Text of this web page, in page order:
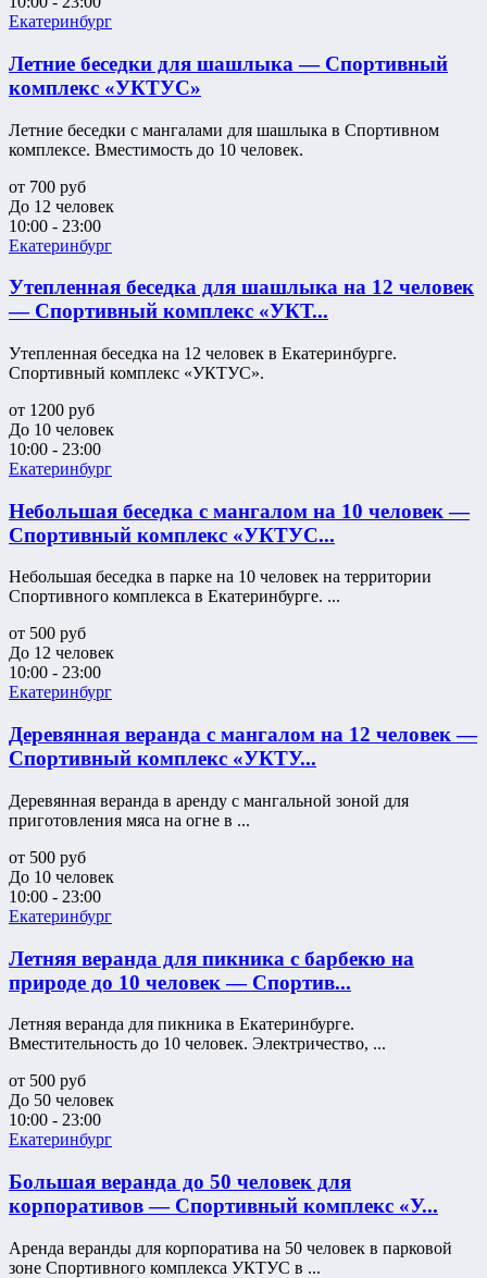
Екатеринбург
Летние беседки для шашлыка — Спортивный
комплекс «УКТУС»
Летние беседки с мангалами для шашлыка в Спортивном
комплексе. Вместимость до 10 человек.
от 700 руб
До 12 человек
10:00 - 23:00
Екатеринбург
Утепленная беседка для шашлыка на 12 человек
— Спортивный комплекс «УКТ...
Утепленная беседка на 12 человек в Екатеринбурге.
Спортивный комплекс «УКТУС».
от 1200 руб
До 10 человек
10:00 - 23:00
Екатеринбург
Небольшая беседка с мангалом на 10 человек —
Спортивный комплекс «УКТУС...
Небольшая беседка в парке на 10 человек на территории
Спортивного комплекса в Екатеринбурге. ...
от 500 руб
До 12 человек
10:00 - 23:00
Екатеринбург
Деревянная веранда с мангалом на 12 человек —
Спортивный комплекс «УКТУ...
Деревянная веранда в аренду с мангальной зоной для
приготовления мяса на огне в ...
от 500 руб
До 10 человек
10:00 - 23:00
Екатеринбург
Летняя веранда для пикника с барбекю на
природе до 10 человек — Спортив...
Летняя веранда для пикника в Екатеринбурге.
Вместительность до 10 человек. Электричество, ...
от 500 руб
До 50 человек
10:00 - 23:00
Екатеринбург
Большая веранда до 50 человек для
корпоративов — Спортивный комплекс «У...
Аренда веранды для корпоратива на 50 человек в парковой
зоне Спортивного комплекса УКТУС в ...